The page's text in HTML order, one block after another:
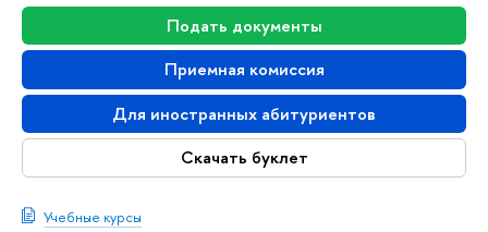
Подать документы
Приемная комиссия
Для иностранных абитуриентов
Скачать буклет
Учебные курсы